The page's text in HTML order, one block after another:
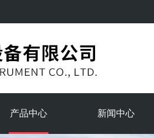
产品中心 新闻中心